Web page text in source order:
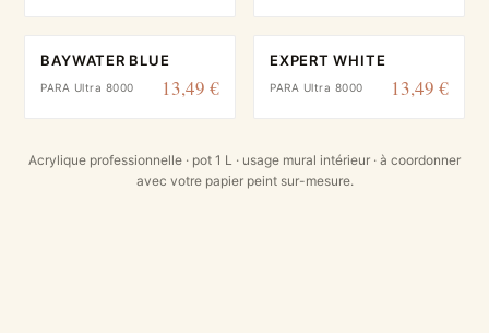
BAYWATER BLUE
PARA Ultra 8000 13,49 €
EXPERT WHITE
PARA Ultra 8000 13,49 €
Acrylique professionnelle · pot 1 L · usage mural intérieur · à coordonner
avec votre papier peint sur-mesure.